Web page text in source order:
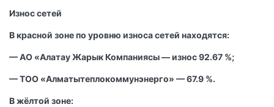
Износ сетей
В красной зоне по уровню износа сетей находятся:
— АО «Алатау Жарык Компаниясы — износ 92.67 %;
— ТОО «Алматытеплокоммунэнерго» — 67.9 %.
В жёлтой зоне: